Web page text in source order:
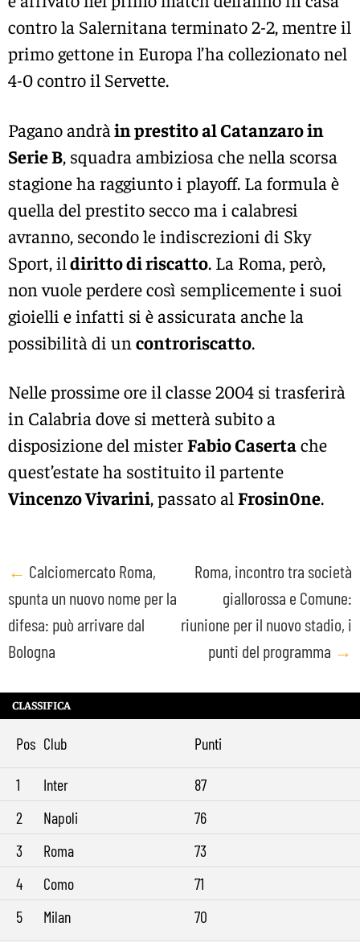
contro la Salernitana terminato 2-2, mentre il
primo gettone in Europa l’ha collezionato nel
4-0 contro il Servette.
Pagano andrà in prestito al Catanzaro in
Serie B, squadra ambiziosa che nella scorsa
stagione ha raggiunto i playoff. La formula è
quella del prestito secco ma i calabresi
avranno, secondo le indiscrezioni di Sky
Sport, il diritto di riscatto. La Roma, però,
non vuole perdere così semplicemente i suoi
gioielli e infatti si è assicurata anche la
possibilità di un controriscatto.
Nelle prossime ore il classe 2004 si trasferirà
in Calabria dove si metterà subito a
disposizione del misterFabio Casertache
quest’estate ha sostituito il partente
Vincenzo Vivarini, passato al Frosin0ne.
Post
navigation
← Calciomercato Roma,
spunta un nuovo nome per la
difesa: può arrivare dal
Bologna
Roma, incontro tra società
giallorossa e Comune:
riunione per il nuovo stadio, i
punti del programma →
CLASSIFICA
Pos Club Punti
1 Inter
87
2
Napoli
76
3
Roma
73
4
Como
71
5
Milan 70